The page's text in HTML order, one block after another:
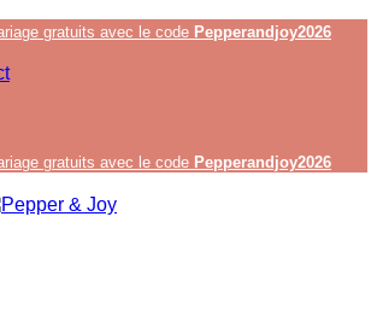
gratuits avec le code Pepperandjoy2026
gratuits avec le code Pepperandjoy2026